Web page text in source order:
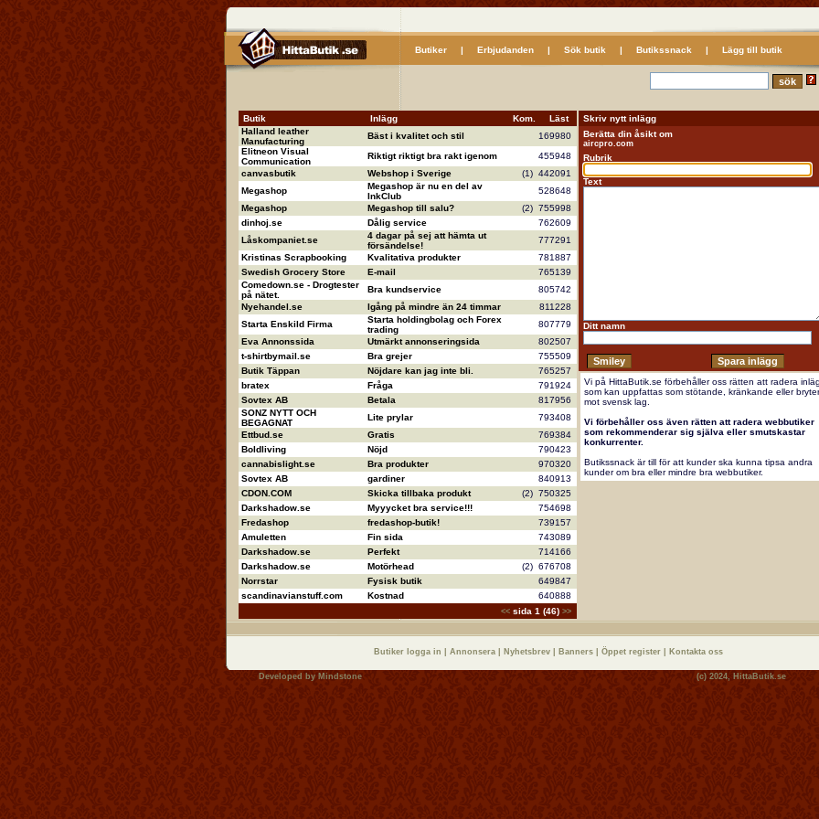
Butiker| Erbjudanden| Sök butik | Butikssnack | Lägg till butik
Butik Inlägg Kom.
Läst
Halland leather
Manufacturing
Bäst i kvalitet och stil
169980
Elitneon Visual
Communication
Riktigt riktigt bra rakt igenom
455948
canvasbutik
Webshop i Sverige (1) 442091
Megashop
Megashop är nu en del av
InkClub
528648
Megashop
Megashop till salu? (2) 755998
dinhoj.se
Dålig service
762609
Låskompaniet.se
4 dagar på sej att hämta ut
försändelse!
777291
Kristinas Scrapbooking
Kvalitativa produkter
781887
Swedish Grocery Store
E-mail
765139
Comedown.se - Drogtester
på nätet.
Bra kundservice
805742
Nyehandel.se
Igång på mindre än 24 timmar
811228
Starta Enskild Firma
Starta holdingbolag och Forex
trading
807779
Eva Annonssida
Utmärkt annonseringsida
802507
t-shirtbymail.se
Bra grejer
755509
Butik Täppan
Nöjdare kan jag inte bli.
765257
bratex
Fråga
791924
Sovtex AB
Betala
817956
SONZ NYTT OCH
BEGAGNAT
Lite prylar
793408
Ettbud.se
Gratis
769384
Boldliving
Nöjd
790423
cannabislight.se
Bra produkter
970320
Sovtex AB
gardiner
840913
CDON.COM
Skicka tillbaka produkt (2) 750325
Darkshadow.se
Myyycket bra service!!!
754698
Fredashop
fredashop-butik!
739157
Amuletten
Fin sida
743089
Darkshadow.se
Perfekt
714166
Darkshadow.se
Motörhead (2) 676708
Norrstar
Fysisk butik
649847
scandinavianstuff.com
Kostnad 640888
<< sida 1 (46) >>
Skriv nytt inlägg
Berätta din åsikt om
aircpro.com
Rubrik
Text
Ditt namn
Vi på HittaButik.se förbehåller oss rätten att radera
som kan uppfattas som stötande, kränkande eller bryter
mot svensk lag.
Vi förbehåller oss även rätten att radera webbutiker
som rekommenderar sig själva eller smutskastar
konkurrenter.
Butikssnack är till för att kunder ska kunna tipsa andra
kunder om bra eller mindre bra webbutiker.
Butiker logga in Annonsera Nyhetsbrev Banners Öppet register Kontakta oss
Developed by Mindstone (c) 2024, HittaButik.se